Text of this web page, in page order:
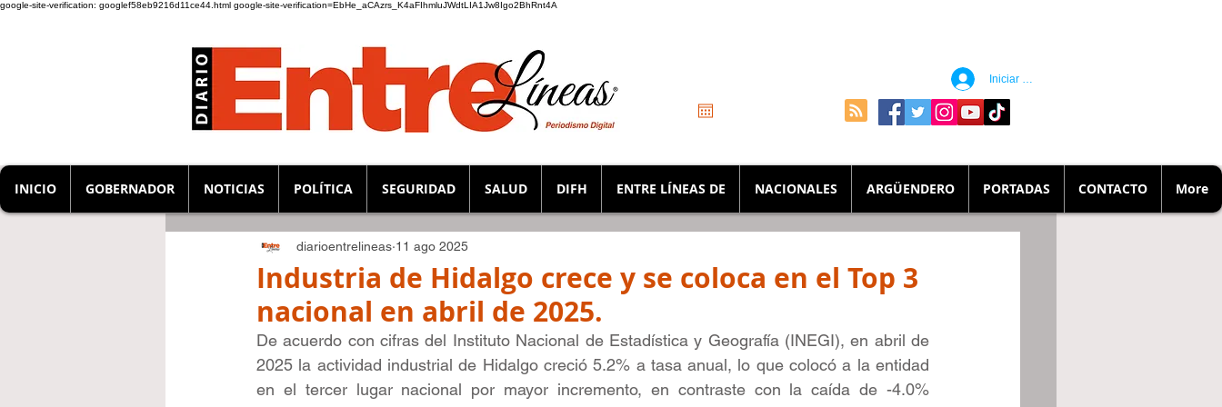
google-site-verification: googlef58eb9216d11ce44.html google-site-verification=EbHe_aCAzrs_K4aFIhmluJWdtLIA1Jw8Igo2BhRnt4A
Iniciar sesión
INICIO GOBERNADOR NOTICIAS POLÍTICA SEGURIDAD SALUD DIFH ENTRE LÍNEAS DE NACIONALES ARGÜENDERO PORTADAS CONTACTO More
Industria de Hidalgo crece y se coloca en el Top 3
nacional en abril de 2025.
diarioentrelineas 11 ago 2025
De acuerdo con cifras del Instituto Nacional de Estadística y Geografía (INEGI), en abril de
2025 la actividad industrial de Hidalgo creció 5.2% a tasa anual, lo que colocó a la entidad
en el tercer lugar nacional por mayor incremento, en contraste con la caída de -4.0%